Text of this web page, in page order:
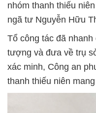
nhóm thanh thiếu
ngã tư Nguyễn Hữu
Tổ công tác đã
tượng và đưa về trụ
xác minh, Công an
thanh thiếu niên